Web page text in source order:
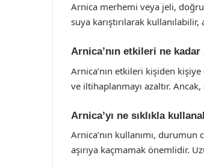
Arnica merhemi veya jeli,
suya karıştırılarak
Arnica’nın etkileri ne
Arnica’nın etkileri kişiden
ve iltihaplanmayı azaltır.
Arnica’yı ne sıklıkla
Arnica’nın kullanımı,
aşırıya kaçmamak önemlidir.